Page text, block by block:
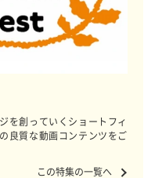
を創っていくショートフィ
良質な動画コンテンツをご
この特集の一覧へ